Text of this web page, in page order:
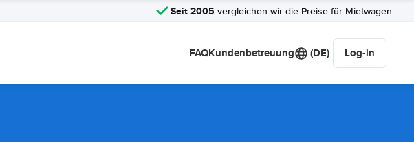
Seit 2005 vergleichen wir die Preise für Mietwagen
FAQKundenbetreuung (DE) Log-in